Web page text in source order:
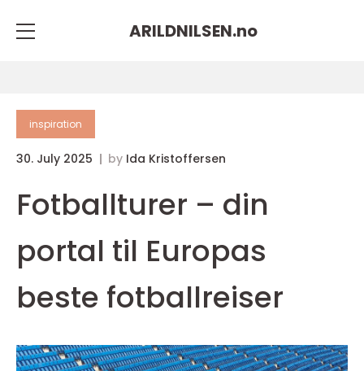
ARILDNILSEN.no
inspiration
30. July 2025 by Ida Kristoffersen
Fotballturer – din
portal til Europas
beste fotballreiser